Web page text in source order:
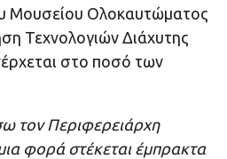
Μουσείου Ολοκαυτώματος
Τεχνολογιών Διάχυτης
στο ποσό των
τον Περιφερειάρχη
φορά στέκεται έμπρακτα